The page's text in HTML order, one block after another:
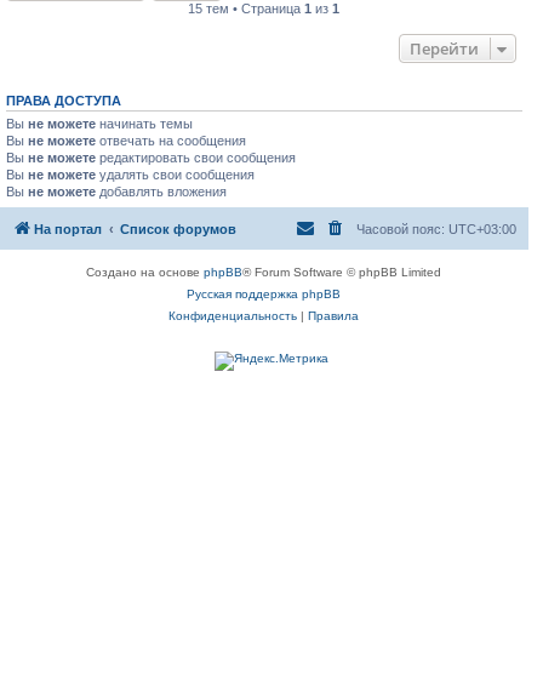
15 тем • Страница1 из1
Перейти
ПРАВА ДОСТУПА
Вы не можете начинать темы
Вы не можете отвечать на сообщения
Вы не можете редактировать свои сообщения
Вы не можете удалять свои сообщения
Вы не можете добавлять вложения
На портал Список форумов Часовой пояс: UTC+03:00
Создано на основеphpBB® Forum Software © phpBB Limited
Русская поддержка phpBB
Конфиденциальность |Правила